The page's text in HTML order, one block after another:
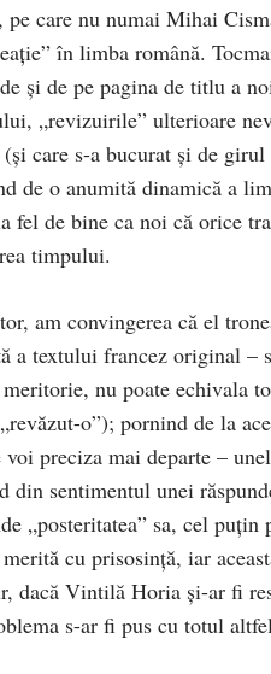
pe care nu numai Mihai
în limba română.
şi de pe pagina de titlu a
„revizuirile” ulterioare
care s-a bucurat şi de
de o anumită dinamică a
fel de bine ca noi că orice
timpului.
am convingerea că el
a textului francez original –
meritorie, nu poate echivala
o”); pornind de la
preciza mai departe –
sentimentul unei
„posteritatea” sa, cel
cu prisosinţă, iar
dacă Vintilă Horia şi-ar fi
s-ar fi pus cu totul